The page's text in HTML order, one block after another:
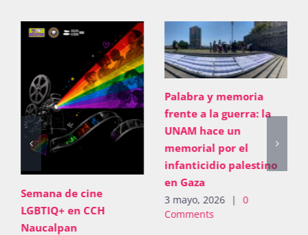
Semana de cine
LGBTIQ+ en CCH
Naucalpan
Palabra y memoria
frente a la guerra: la
UNAM hace un
memorial por el
infanticidio palestino
en Gaza
3 mayo, 2026 |
0
Comments